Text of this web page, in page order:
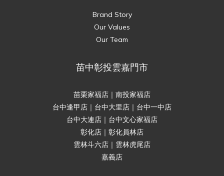
Brand Story
Our Values
Our Team
苗中彰投雲嘉門市
苗栗家福店｜南投家福店
台中逢甲店｜台中大里店｜台中一中店
台中大連店｜台中文心家福店
彰化店｜彰化員林店
雲林斗六店｜雲林虎尾店
嘉義店